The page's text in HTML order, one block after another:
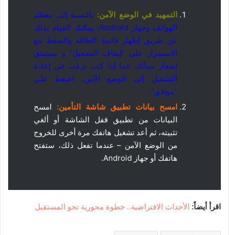
التمهيد في الوضع الآمن: بالنسبة إلى معظم
الهواتف وجهاز Android، يمكنك القيام بذلك
عن طريق إظهار قائمة الطاقة والضغط مع
الاستمرار على “إيقاف التشغيل” و سينبثق
إشعار يسألك عما إذا كنت ترغب في إعادة
التشغيل إلى الوضع الآمن، اضغط على
“موافق”.
امسح بيانات تطبيق شاشة التأمين: امسح
البيانات من تطبيق قفل الشاشة أو ألغي
تثبيته، ثم أعد تشغيل هاتفك مرة أخرى للخروج
من الوضع الآمن – عندما تفعل ذلك، ستفتح
هاتفك أو جهاز Android.
اقرأ أيضاً: الأحداث الافتراضية.. خطوة محورية نحو المستقبل